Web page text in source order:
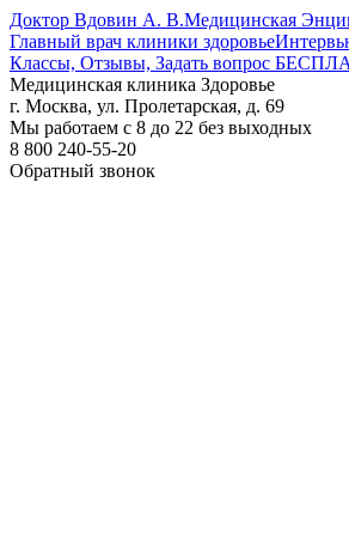
Доктор Вдовин А. В.Медицинская
Главный врач клиники здоровье
Классы, Отзывы, Задать вопрос
Медицинская клиника Здоровье
г. Москва, ул. Пролетарская, д. 69
Мы работаем с 8 до 22 без выходных
8 800 240-55-20
Обратный звонок